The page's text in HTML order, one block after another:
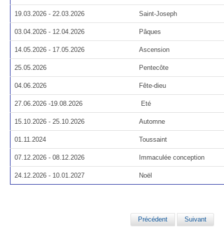
19.03.2026 - 22.03.2026 Saint-Joseph
03.04.2026 - 12.04.2026 Pâques
14.05.2026 - 17.05.2026 Ascension
25.05.2026 Pentecôte
04.06.2026 Fête-dieu
27.06.2026 -19.08.2026 Eté
15.10.2026 - 25.10.2026 Automne
01.11.2024 Toussaint
07.12.2026 - 08.12.2026 Immaculée conception
24.12.2026 - 10.01.2027 Noël
Précédent Suivant